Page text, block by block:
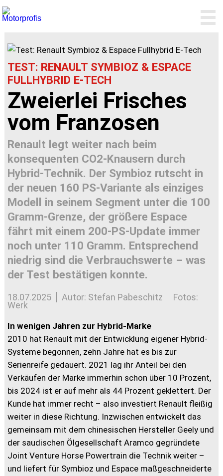
TEST: RENAULT SYMBIOZ & ESPACE
FULLHYBRID E-TECH
Zweierlei Frisches
vom Franzosen
Renault legt weiter nach beim
konsequenten CO2-Knausern durch
Hybrid-Technik. Der Symbioz rutscht in
der neuen 160 PS-Variante als einziges
Modell in seinem Segment unter die 100
Gramm-Grenze, der größere Espace
fährt mit einem 200-PS-Update immer
noch unter 110 Gramm. Entsprechend
niedrig sind die Verbrauchswerte – was
der Test bestätigen konnte.
18.07.2025 Autor: Stefan Pabeschitz Fotos:
Werk
In wenigen Jahren zur Hybrid-Marke
2010 hat Renault mit der Entwicklung eigener Hybrid-
Systeme begonnen, zehn Jahre hat es bis zur
Serienreife gedauert. 2021 lag ihr Anteil bei den
Verkäufen der Marke immerhin schon über 10 Prozent,
bis 2024 ist er auf mehr als 44 Prozent geklettert. Der
Kunde hat immer recht – also investiert Renault fleißig
weiter in diese Richtung. Inzwischen entwickelt das
gemeinsam mit dem chinesischen Hersteller Geely und
der saudischen Ölgesellschaft Aramco gegründete
Joint Venture Horse Powertrain die Technik weiter –
und liefert für Symbioz und Espace maßgeschneiderte